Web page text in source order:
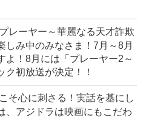
レーヤー～華麗なる天才詐欺
しみ中のみなさま！7月～8月
よ！8月には「プレーヤー2～
ク初放送が決定！！
そ心に刺さる！実話を基にし
、アジドラは映画にもこだわ